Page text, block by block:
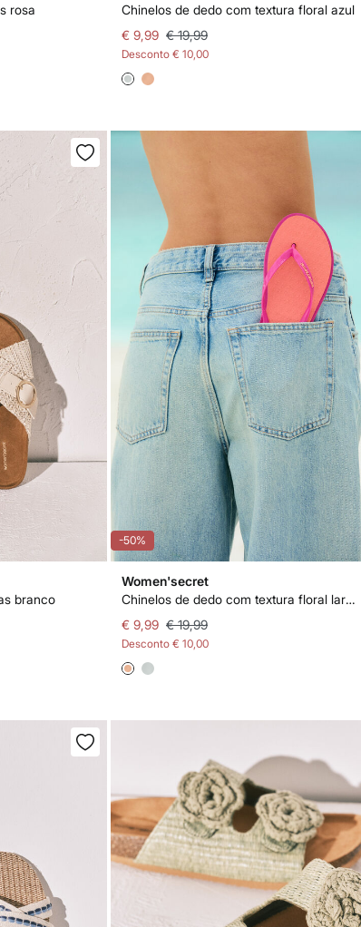
rosa
Chinelos de dedo com textura floral azul
€ 9,99 € 19,99
Desconto € 10,00
branco
-50%
Women'secret
Chinelos de dedo com textura floral laranja
€ 9,99 € 19,99
Desconto € 10,00